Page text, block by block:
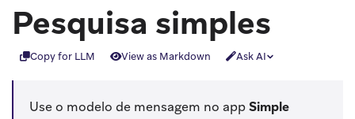
Pesquisa simples
Copy for LLM View as Markdown Ask AI
Use o modelo de mensagem no appSimple